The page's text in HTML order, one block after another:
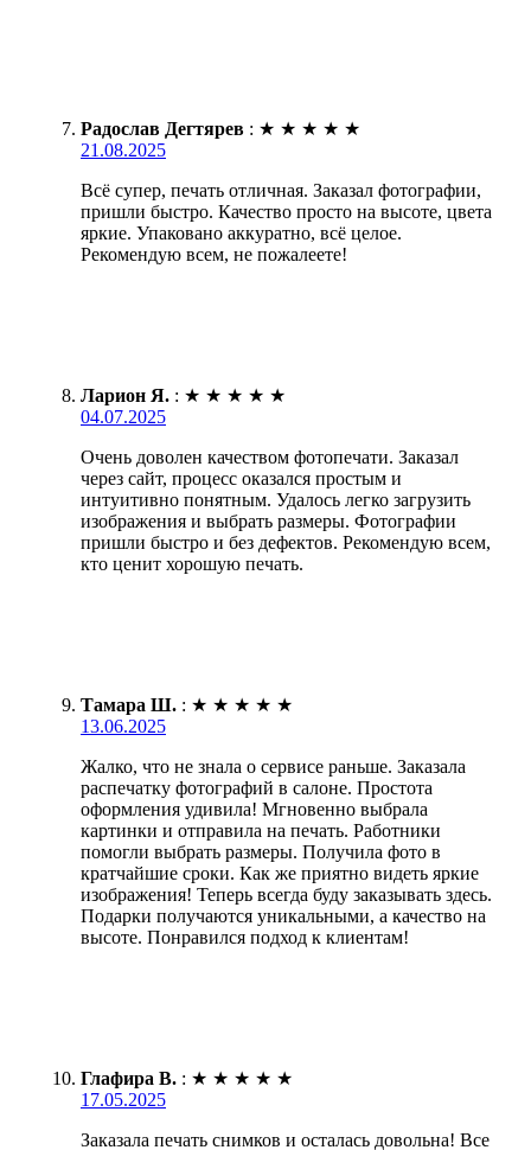
Радослав Дегтярев : ★ ★ ★ ★ ★
21.08.2025
Всё супер, печать отличная. Заказал фотографии,
пришли быстро. Качество просто на высоте, цвета
яркие. Упаковано аккуратно, всё целое.
Рекомендую всем, не пожалеете!
Ларион Я. : ★ ★ ★ ★ ★
04.07.2025
Очень доволен качеством фотопечати. Заказал
через сайт, процесс оказался простым и
интуитивно понятным. Удалось легко загрузить
изображения и выбрать размеры. Фотографии
пришли быстро и без дефектов. Рекомендую всем,
кто ценит хорошую печать.
Тамара Ш. : ★ ★ ★ ★ ★
13.06.2025
Жалко, что не знала о сервисе раньше. Заказала
распечатку фотографий в салоне. Простота
оформления удивила! Мгновенно выбрала
картинки и отправила на печать. Работники
помогли выбрать размеры. Получила фото в
кратчайшие сроки. Как же приятно видеть яркие
изображения! Теперь всегда буду заказывать здесь.
Подарки получаются уникальными, а качество на
высоте. Понравился подход к клиентам!
Глафира В. : ★ ★ ★ ★ ★
17.05.2025
Заказала печать снимков и осталась довольна! Все